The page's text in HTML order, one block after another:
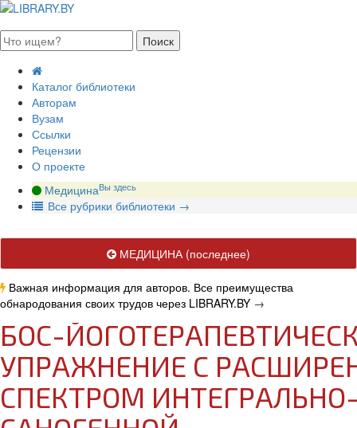
Каталог библиотеки
Авторам
Вузам
Ссылки
Рецензии
О проекте
МедицинаВы здесь
Все рубрики библиотеки →
МЕДИЦИНА(последнее)
Важная информация для авторов. Все преимущества
обнародования своих трудов через LIBRARY.BY →
БОС-
УПРАЖНЕНИЕ С
СПЕКТРОМ